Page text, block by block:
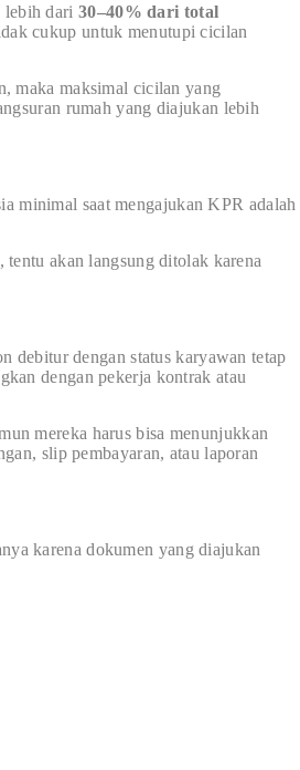
dari 30–40% dari total
cukup untuk menutupi cicilan
maka maksimal cicilan yang
rumah yang diajukan lebih
minimal saat mengajukan KPR adalah
tentu akan langsung ditolak karena
debitur dengan status karyawan tetap
dengan pekerja kontrak atau
mereka harus bisa menunjukkan
slip pembayaran, atau laporan
karena dokumen yang diajukan